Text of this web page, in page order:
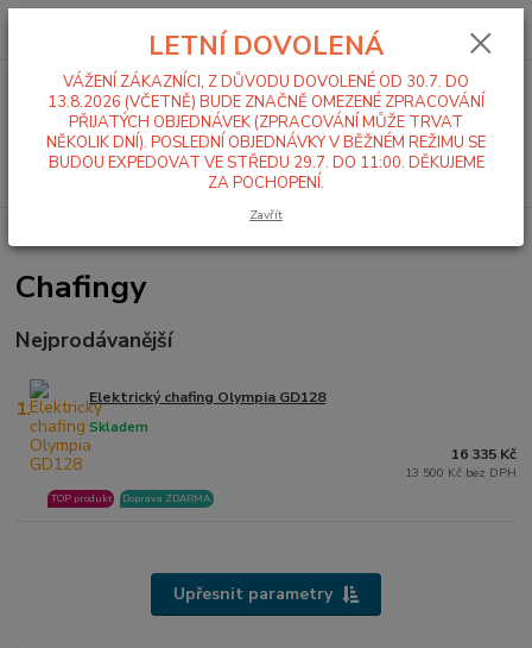
Menu
Hledat
0,00 Kč
Chafingy
Nejprodávanější
1. Elektrický chafing Olympia GD128
Skladem
TOP produkt Doprava ZDARMA
16 335 Kč
13 500 Kč bez DPH
Upřesnit parametry
LETNÍ DOVOLENÁ
VÁŽENÍ ZÁKAZNÍCI, Z DŮVODU DOVOLENÉ OD 30.7. DO
13.8.2026 (VČETNĚ) BUDE ZNAČNĚ OMEZENÉ ZPRACOVÁNÍ
PŘIJATÝCH OBJEDNÁVEK (ZPRACOVÁNÍ MŮŽE TRVAT
NĚKOLIK DNÍ). POSLEDNÍ OBJEDNÁVKY V BĚŽNÉM REŽIMU SE
BUDOU EXPEDOVAT VE STŘEDU 29.7. DO 11:00. DĚKUJEME
ZA POCHOPENÍ.
Zavřít